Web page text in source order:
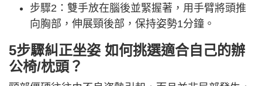
步驟2：雙手放在腦後並緊握著，用手臂將頭推
向胸部，伸展頸後部，保持姿勢1分鐘。
5步驟糾正坐姿 如何挑選適合自己的辦
公椅/枕頭？